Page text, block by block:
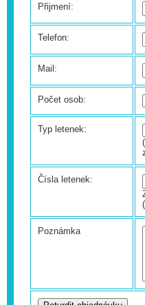
Přijmení:
Telefon:
Mail:
Počet osob:
Typ letenek:
Čísla letenek:
Poznámka